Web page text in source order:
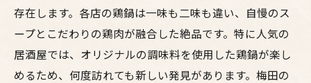
存在します。各店の鶏鍋は一味も二味も違い、自慢のス
ープとこだわりの鶏肉が融合した絶品です。特に人気の
居酒屋では、オリジナルの調味料を使用した鶏鍋が楽し
めるため、何度訪れても新しい発見があります。梅田の